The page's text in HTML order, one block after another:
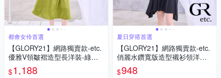
都會女伶首選
【GLORY21】網路獨賣款-etc.
優雅V領皺褶造型長洋裝-綠色
(附腰帶)
$1,188
夏日穿搭首選
【GLORY21】網路獨賣款-etc.
俏麗水鑽寬版造型襯衫領洋裝-
黑色
$948